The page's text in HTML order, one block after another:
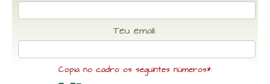
Teu email:
Copia no cadro os seguintes números*: